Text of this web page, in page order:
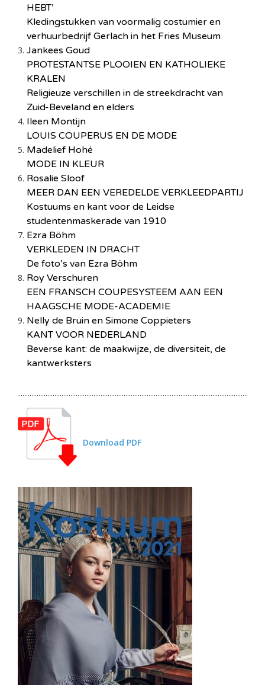
HEBT’
Kledingstukken van voormalig costumier en
verhuurbedrijf Gerlach in het Fries Museum
Jankees Goud
PROTESTANTSE PLOOIEN EN KATHOLIEKE
KRALEN
Religieuze verschillen in de streekdracht van
Zuid-Beveland en elders
Ileen Montijn
LOUIS COUPERUS EN DE MODE
Madelief Hohé
MODE IN KLEUR
Rosalie Sloof
MEER DAN EEN VEREDELDE VERKLEEDPARTIJ
Kostuums en kant voor de Leidse
studentenmaskerade van 1910
Ezra Böhm
VERKLEDEN IN DRACHT
De foto’s van Ezra Böhm
Roy Verschuren
EEN FRANSCH COUPESYSTEEM AAN EEN
HAAGSCHE MODE-ACADEMIE
Nelly de Bruin en Simone Coppieters
KANT VOOR NEDERLAND
Beverse kant: de maakwijze, de diversiteit, de
kantwerksters
Download PDF